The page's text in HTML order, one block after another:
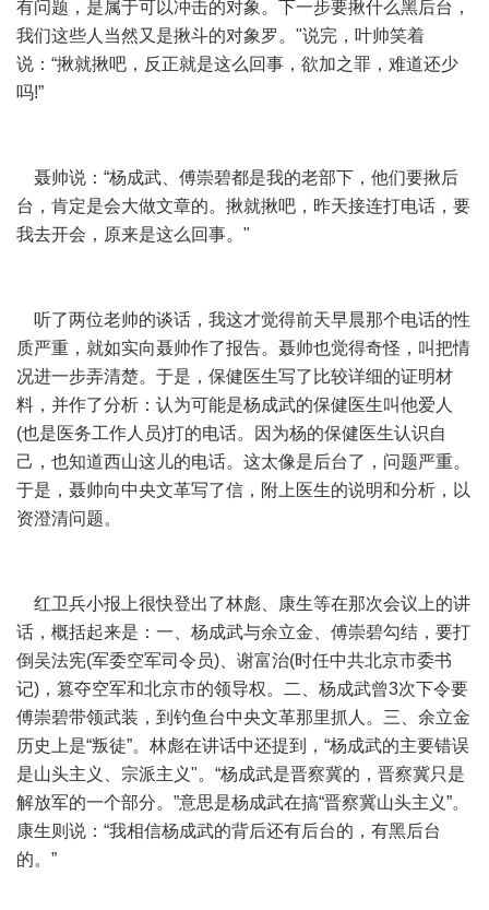
有问题，是属于可以冲击的对象。下一步要揪什么黑后台，
我们这些人当然又是揪斗的对象罗。"说完，叶帅笑着
说：“揪就揪吧，反正就是这么回事，欲加之罪，难道还少
吗!”
聂帅说：“杨成武、傅崇碧都是我的老部下，他们要揪后
台，肯定是会大做文章的。揪就揪吧，昨天接连打电话，要
我去开会，原来是这么回事。"
听了两位老帅的谈话，我这才觉得前天早晨那个电话的性
质严重，就如实向聂帅作了报告。聂帅也觉得奇怪，叫把情
况进一步弄清楚。于是，保健医生写了比较详细的证明材
料，并作了分析：认为可能是杨成武的保健医生叫他爱人
(也是医务工作人员)打的电话。因为杨的保健医生认识自
己，也知道西山这儿的电话。这太像是后台了，问题严重。
于是，聂帅向中央文革写了信，附上医生的说明和分析，以
资澄清问题。
红卫兵小报上很快登出了林彪、康生等在那次会议上的讲
话，概括起来是：一、杨成武与余立金、傅崇碧勾结，要打
倒吴法宪(军委空军司令员)、谢富治(时任中共北京市委书
记)，篡夺空军和北京市的领导权。二、杨成武曾3次下令要
傅崇碧带领武装，到钓鱼台中央文革那里抓人。三、余立金
历史上是“叛徒”。林彪在讲话中还提到，“杨成武的主要错误
是山头主义、宗派主义"。“杨成武是晋察冀的，晋察冀只是
解放军的一个部分。”意思是杨成武在搞“晋察冀山头主义”。
康生则说：“我相信杨成武的背后还有后台的，有黑后台
的。”